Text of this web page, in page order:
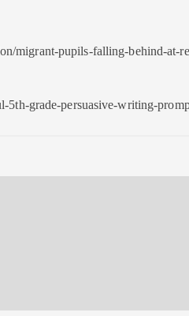
migrant-pupils-falling-behind-at-
5th-grade-persuasive-writing-